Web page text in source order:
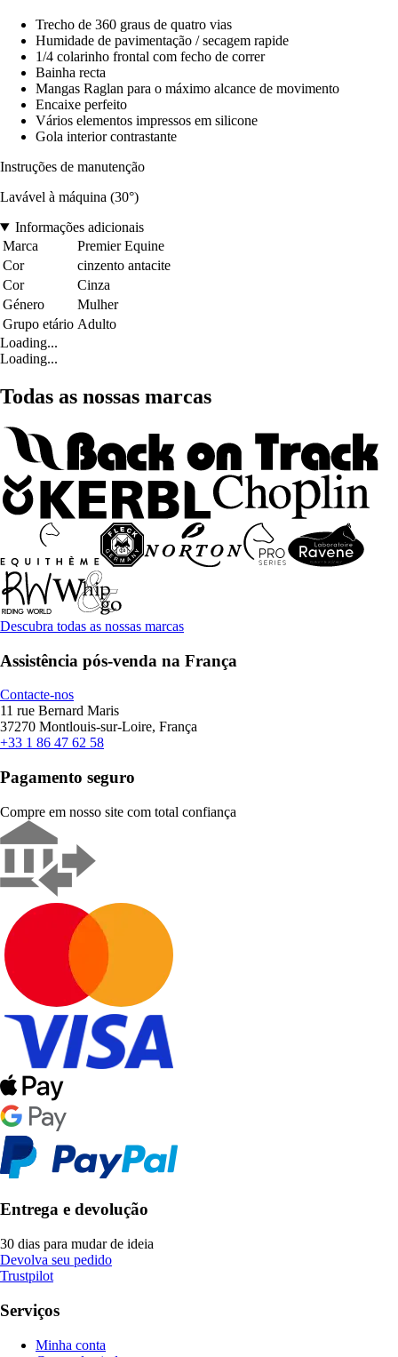
Trecho de 360 graus de quatro vias
Humidade de pavimentação / secagem rapide
1/4 colarinho frontal com fecho de correr
Bainha recta
Mangas Raglan para o máximo alcance de movimento
Encaixe perfeito
Vários elementos impressos em silicone
Gola interior contrastante
Instruções de manutenção
Lavável à máquina (30°)
Informações adicionais
Marca
Premier Equine
Cor
cinzento antacite
Cor
Cinza
Género
Mulher
Grupo etário Adulto
Loading...
Loading...
Todas as nossas marcas
Descubra todas as nossas marcas
Assistência pós-venda na França
Contacte-nos
11 rue Bernard Maris
37270 Montlouis-sur-Loire, França
+33 1 86 47 62 58
Pagamento seguro
Compre em nosso site com total confiança
Entrega e devolução
30 dias para mudar de ideia
Devolva seu pedido
Trustpilot
Serviços
Minha conta